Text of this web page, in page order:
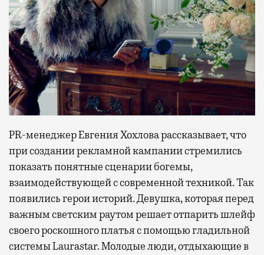
PR-менеджер Евгения Хохлова рассказывает, что
при создании рекламной кампании стремились
показать понятные сценарии богемы,
взаимодействующей с современной техникой. Так
появились герои историй. Девушка, которая перед
важным светским раутом решает отпарить шлейф
своего роскошного платья с помощью гладильной
системы Laurastar. Молодые люди, отдыхающие в